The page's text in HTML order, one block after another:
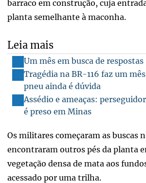
barraco em construção, cuja
planta semelhante à maconha.
Leia mais
Um mês em busca de respostas
Tragédia na BR-116 faz um
pneu ainda é dúvida
Assédio e ameaças:
é preso em Minas
Os militares começaram as buscas
encontraram outros pés da planta
vegetação densa de mata aos
acessado por uma trilha.